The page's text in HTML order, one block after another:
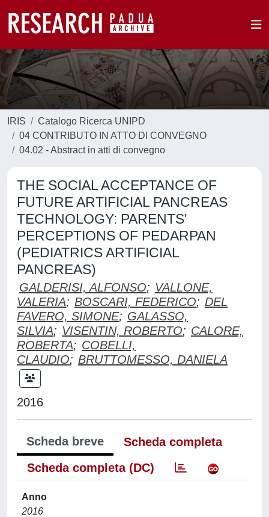
IRIS
Catalogo Ricerca UNIPD
04 CONTRIBUTO IN ATTO DI CONVEGNO
04.02 - Abstract in atti di convegno
THE SOCIAL ACCEPTANCE OF
FUTURE ARTIFICIAL PANCREAS
TECHNOLOGY: PARENTS'
PERCEPTIONS OF PEDARPAN
(PEDIATRICS ARTIFICIAL
PANCREAS)
GALDERISI, ALFONSO; VALLONE,
VALERIA; BOSCARI, FEDERICO; DEL
FAVERO, SIMONE; GALASSO,
SILVIA; VISENTIN, ROBERTO; CALORE,
ROBERTA; COBELLI,
CLAUDIO; BRUTTOMESSO, DANIELA
2016
Scheda breve
Scheda completa
Scheda completa (DC)
Anno
2016